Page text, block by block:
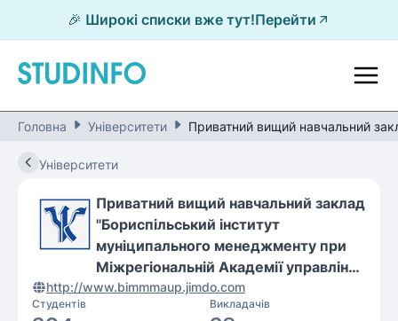
🎉 Широкі списки вже тут!Перейти
Головна Університети Приватний вищий навчальний
Університети
Приватний вищий навчальний заклад
"Бориспільський інститут
муніципального менеджменту при
Міжрегіональній Академії управління
персоналом"
http://www.bimmmaup.jimdo.com
Студентів Викладачів